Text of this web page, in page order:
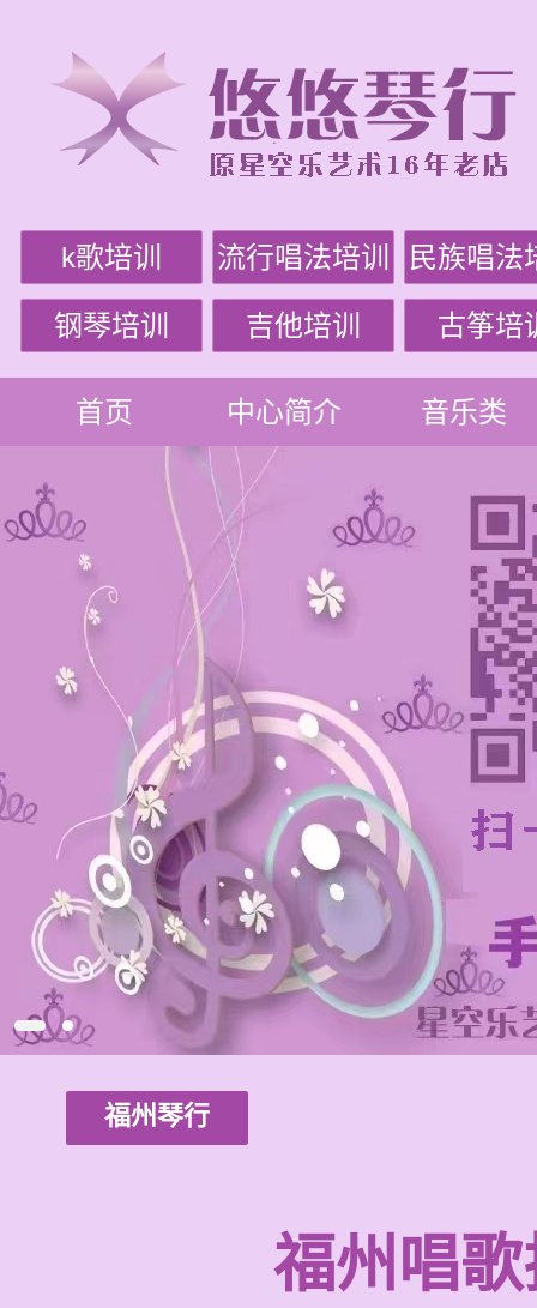
k歌培训 流行唱法培训 民族唱法
钢琴培训 吉他培训 古筝培
首页 中心简介 音乐类
福州琴行
福州唱